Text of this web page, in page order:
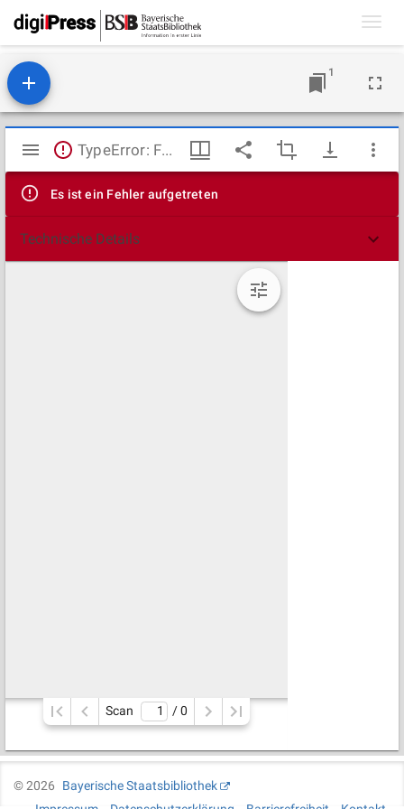
1
Mirador
Viewer
TypeError: Failed to fetch
Es ist ein Fehler aufgetreten
Technische Details
Scan / 0
©2026
Bayerische Staatsbibliothek